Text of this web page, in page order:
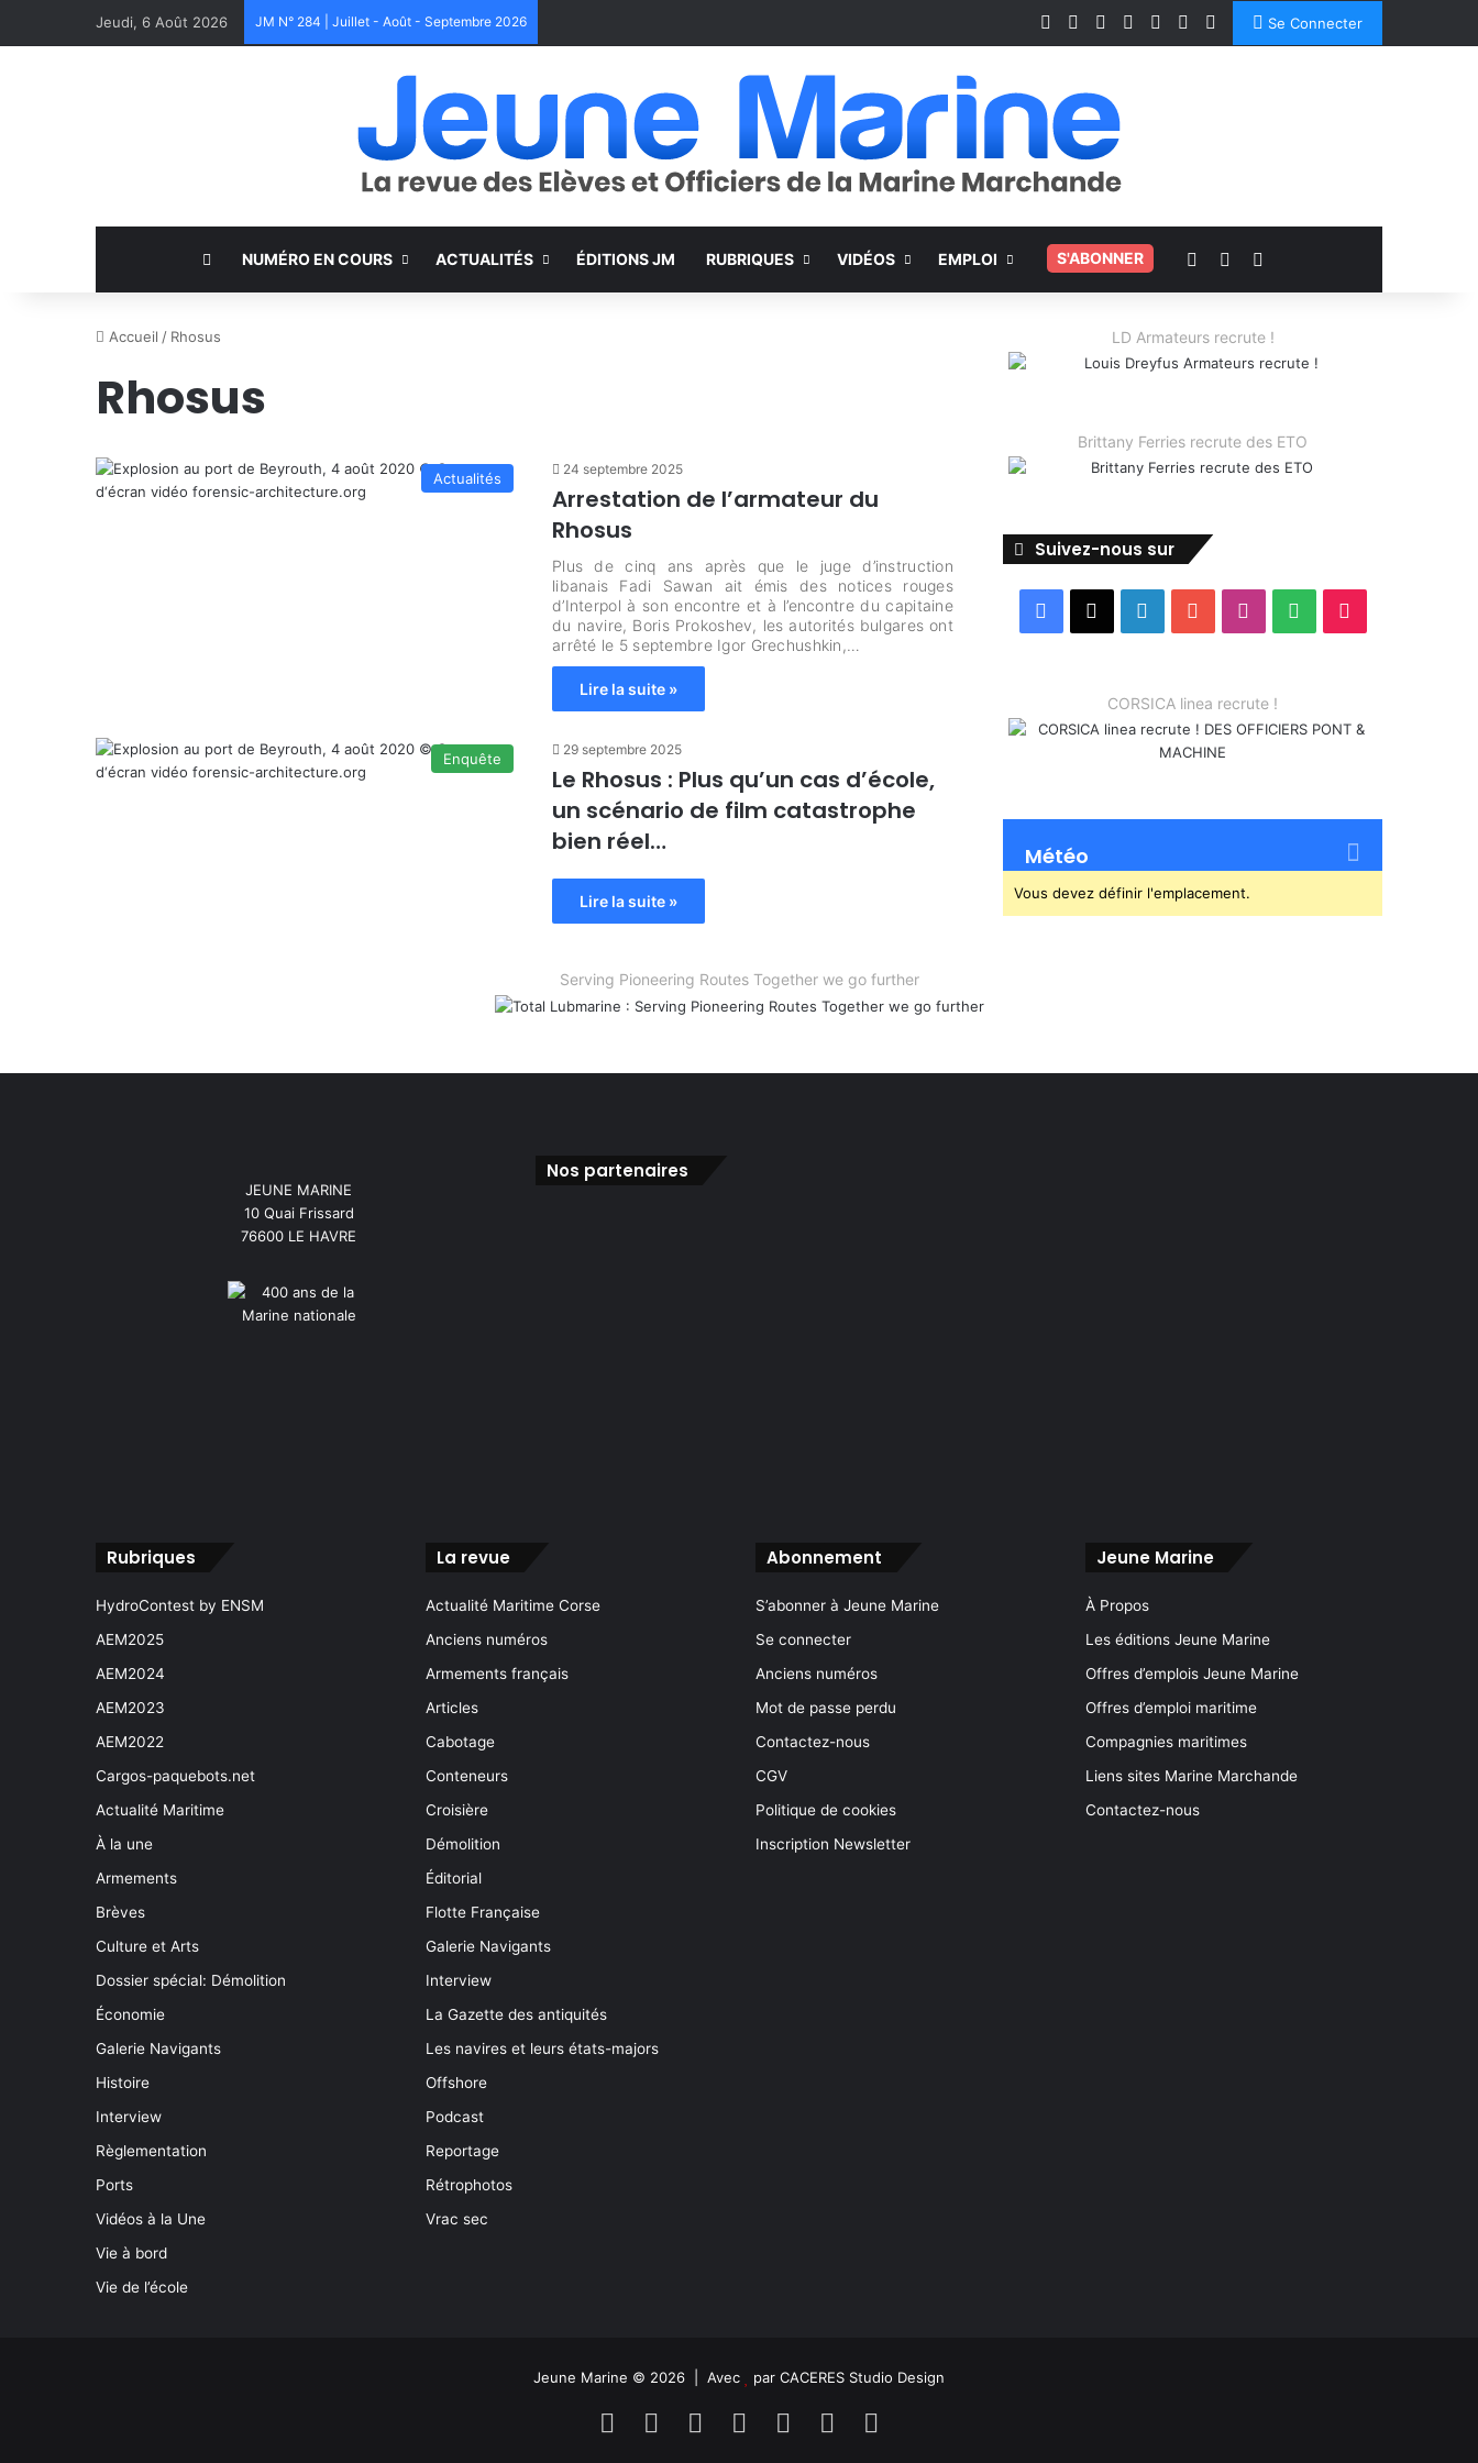
Jeudi, 6 Août 2026 JM N° 284 | Juillet - Août - Septembre 2026 FacebookLinkedinYouTubeInstagram
SpotifyTikTokSe Connecter
NUMÉRO EN COURS ACTUALITÉS ÉDITIONS JM RUBRIQUES VIDÉOS EMPLOI S'ABONNER Voir votre panier
Switch skin
Accueil / Rhosus
Rhosus
Actualités
24 septembre 2025
Arrestation de l’armateur du
Rhosus
Plus de cinq ans après que le juge d’instruction
libanais Fadi Sawan ait émis des notices rouges
d’Interpol à son encontre et à l’encontre du capitaine
du navire, Boris Prokoshev, les autorités bulgares ont
arrêté le 5 septembre Igor Grechushkin,…
Lire la suite »
Enquête
29 septembre 2025
Le Rhosus : Plus qu’un cas d’école,
un scénario de film catastrophe
bien réel…
Lire la suite »
LD Armateurs recrute !
Brittany Ferries recrute des ETO
Suivez-nous sur
Facebook LinkedinYouTubeInstagram
Spotify
CORSICA linea recrute !
Météo
Vous devez définir l'emplacement.
Serving Pioneering Routes Together we go further
JEUNE MARINE
10 Quai Frissard
76600 LE HAVRE
Nos partenaires
Rubriques
HydroContest by ENSM
AEM2025
AEM2024
AEM2023
AEM2022
Cargos-paquebots.net
Actualité Maritime
À la une
Armements
Brèves
Culture et Arts
Dossier spécial: Démolition
Économie
Galerie Navigants
Histoire
Interview
Règlementation
Ports
Vidéos à la Une
Vie à bord
Vie de l’école
La revue
Actualité Maritime Corse
Anciens numéros
Armements français
Articles
Cabotage
Conteneurs
Croisière
Démolition
Éditorial
Flotte Française
Galerie Navigants
Interview
La Gazette des antiquités
Les navires et leurs états-majors
Offshore
Podcast
Reportage
Rétrophotos
Vrac sec
Abonnement
S’abonner à Jeune Marine
Se connecter
Anciens numéros
Mot de passe perdu
Contactez-nous
CGV
Politique de cookies
Inscription Newsletter
Jeune Marine
À Propos
Les éditions Jeune Marine
Offres d’emplois Jeune Marine
Offres d’emploi maritime
Compagnies maritimes
Liens sites Marine Marchande
Contactez-nous
Jeune Marine © 2026 | Avec par CACERES Studio Design
FacebookLinkedinYouTubeInstagram
Spotify